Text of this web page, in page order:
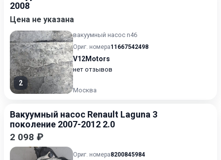
2008
Цена не указана
2
вакуумный насос n46
Ориг. номера11667542498
V12Motors
нет отзывов
Москва
Вакуумный насос Renault Laguna 3
поколение 2007-2012 2.0
2 098 ₽
Ориг. номера8200845984